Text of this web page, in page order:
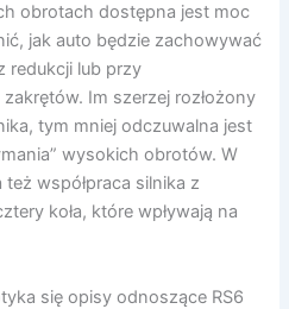
obrotach dostępna jest moc
jak auto będzie zachowywać
redukcji lub przy
Im szerzej rozłożony
tym mniej odczuwalna jest
wysokich obrotów. W
współpraca silnika z
koła, które wpływają na
się opisy odnoszące RS6